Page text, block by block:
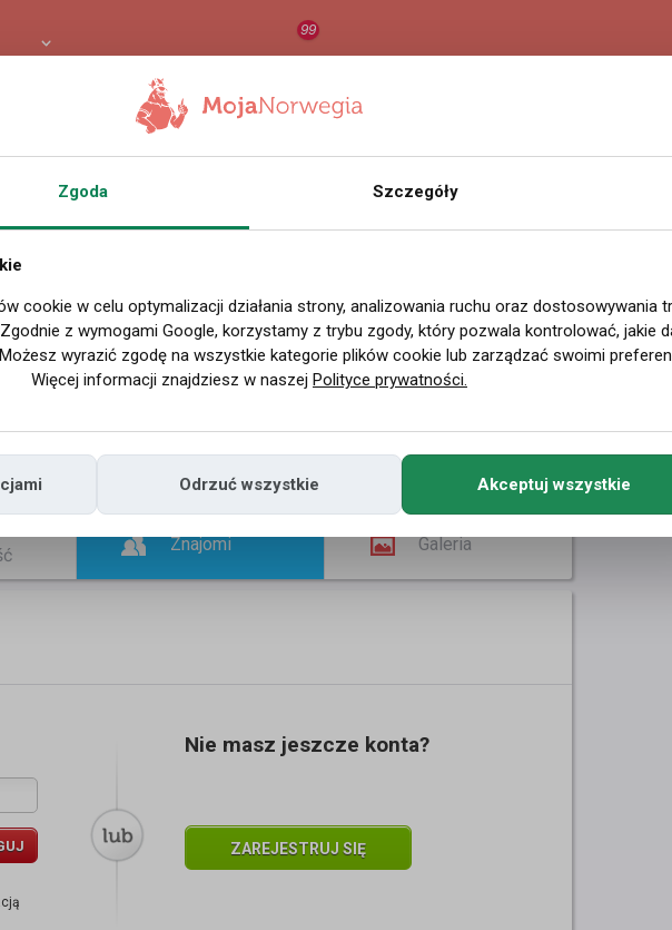
99
Znajomi Galeria
Nie masz jeszcze konta?
ZAREJESTRUJ SIĘ
Zgoda Szczegóły
cookie w celu optymalizacji działania strony, analizowania ruchu oraz dostosowywania
z wymogami Google, korzystamy z trybu zgody, który pozwala kontrolować, jakie
wyrazić zgodę na wszystkie kategorie plików cookie lub zarządzać swoimi
Więcej informacji znajdziesz w naszej Polityce prywatności.
Odrzuć wszystkie Akceptuj wszystkie